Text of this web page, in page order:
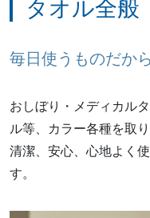
タオル全般
毎日使うものだか
おしぼり・メディカル
ル等、カラー各種を取
清潔、安心、心地よく
す。